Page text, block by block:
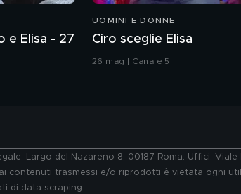
e Elisa - 27
UOMINI E DONNE
Ciro sceglie Elisa
26 mag | Canale 5
Largo del Nazareno 8, 00187 Roma. Uffici:
contenuti trasmessi e/o riprodotti è vietata ogni
di data scraping.